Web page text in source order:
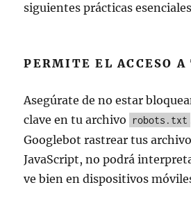
siguientes prácticas
PERMITE EL ACCESO A
Asegúrate de no estar
clave en tu archivo
robots.txt
Googlebot rastrear tus
JavaScript, no podrá
ve bien en dispositivos